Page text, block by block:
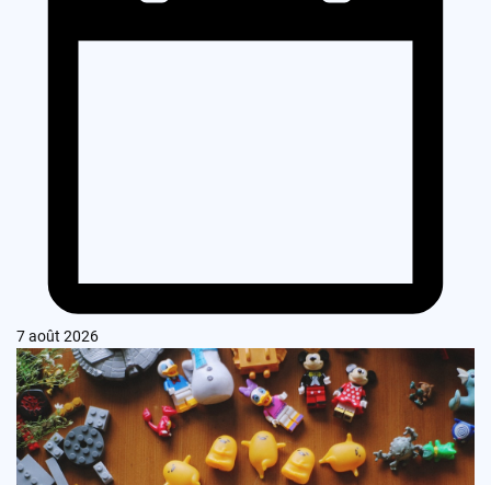
7 août 2026